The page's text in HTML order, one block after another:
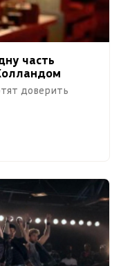
часть
доверить